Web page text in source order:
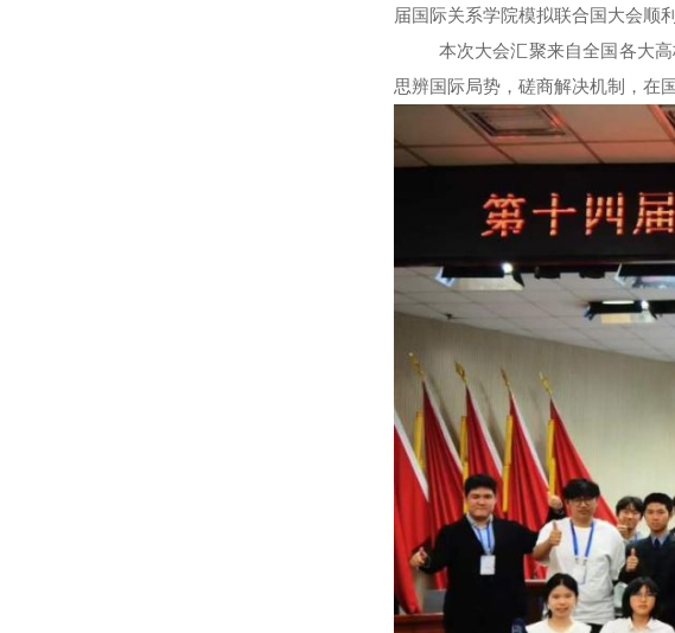
届国际关系学院模拟联合国大会顺
本次大会汇聚来自全国各大高
思辨国际局势，磋商解决机制，在